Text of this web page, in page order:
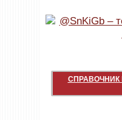
СПРАВОЧНИК